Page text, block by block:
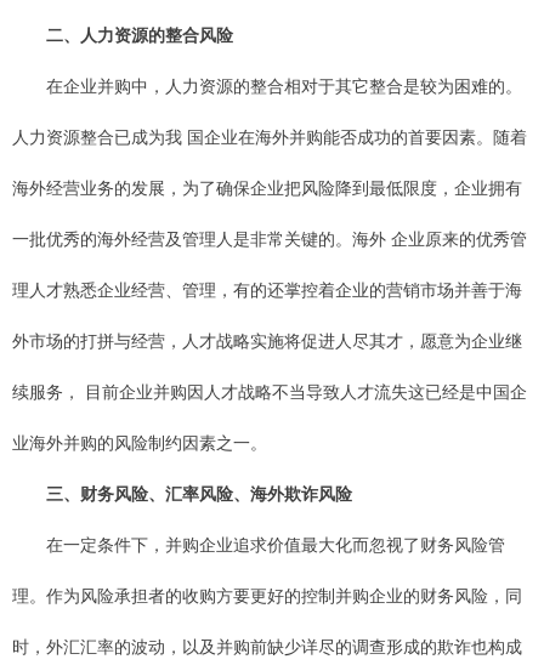
二、人力资源的整合风险
在企业并购中，人力资源的整合相对于其它整合是较为困难的。
人力资源整合已成为我 国企业在海外并购能否成功的首要因素。随着
海外经营业务的发展，为了确保企业把风险降到最低限度，企业拥有
一批优秀的海外经营及管理人是非常关键的。海外 企业原来的优秀管
理人才熟悉企业经营、管理，有的还掌控着企业的营销市场并善于海
外市场的打拼与经营，人才战略实施将促进人尽其才，愿意为企业继
续服务， 目前企业并购因人才战略不当导致人才流失这已经是中国企
业海外并购的风险制约因素之一。
三、财务风险、汇率风险、海外欺诈风险
在一定条件下，并购企业追求价值最大化而忽视了财务风险管
理。作为风险承担者的收购方要更好的控制并购企业的财务风险，同
时，外汇汇率的波动，以及并购前缺少详尽的调查形成的欺诈也构成